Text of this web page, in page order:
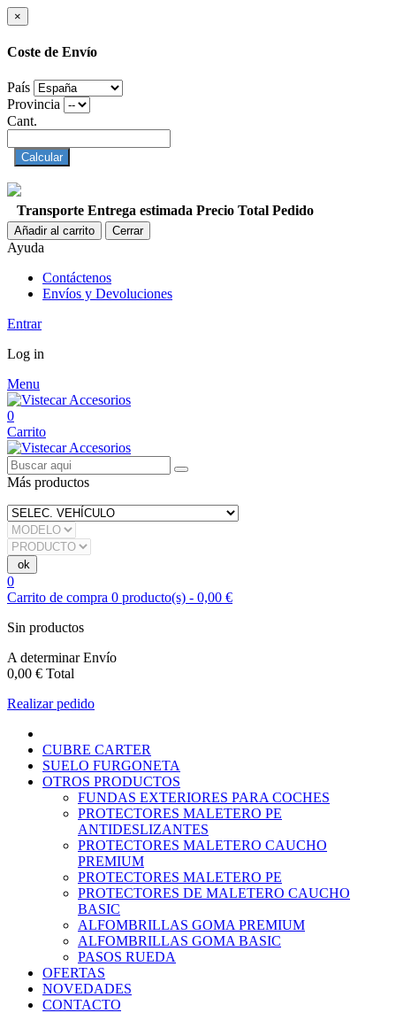
×
Coste de Envío
País
Provincia
Cant.
Calcular
Transporte Entrega estimada Precio Total Pedido
Añadir al carrito Cerrar
Ayuda
Contáctenos
Envíos y Devoluciones
Entrar
Log in
Menu
0
Carrito
Más productos
0
Carrito de compra 0 producto(s) - 0,00 €
Sin productos
A determinarEnvío
0,00 € Total
Realizar pedido
CUBRE CARTER
SUELO FURGONETA
OTROS PRODUCTOS
FUNDAS EXTERIORES PARA COCHES
PROTECTORES MALETERO PE
ANTIDESLIZANTES
PROTECTORES MALETERO CAUCHO
PREMIUM
PROTECTORES MALETERO PE
PROTECTORES DE MALETERO CAUCHO
BASIC
ALFOMBRILLAS GOMA PREMIUM
ALFOMBRILLAS GOMA BASIC
PASOS RUEDA
OFERTAS
NOVEDADES
CONTACTO